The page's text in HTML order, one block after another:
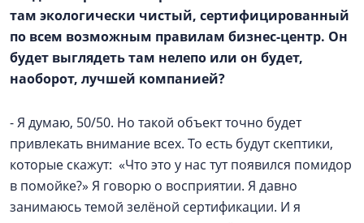
там экологически чистый, сертифицированный
по всем возможным правилам бизнес-центр. Он
будет выглядеть там нелепо или он будет,
наоборот, лучшей компанией?
- Я думаю, 50/50. Но такой объект точно будет
привлекать внимание всех. То есть будут скептики,
которые скажут: «Что это у нас тут появился помидор
в помойке?» Я говорю о восприятии. Я давно
занимаюсь темой зелёной сертификации. И я